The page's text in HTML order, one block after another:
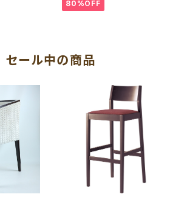
80%OFF
セール中の商品